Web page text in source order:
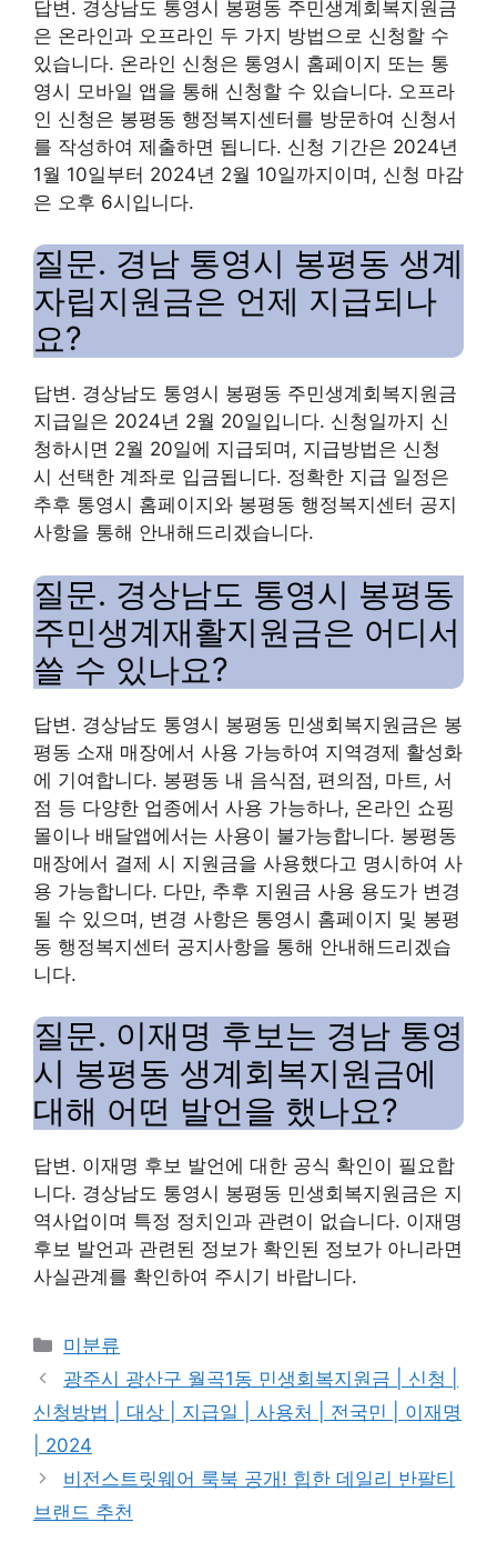
답변. 경상남도 통영시 봉평동 주민생계회복지원금
은 온라인과 오프라인 두 가지 방법으로 신청할 수
있습니다. 온라인 신청은 통영시 홈페이지 또는 통
영시 모바일 앱을 통해 신청할 수 있습니다. 오프라
인 신청은 봉평동 행정복지센터를 방문하여 신청서
를 작성하여 제출하면 됩니다. 신청 기간은 2024년
1월 10일부터 2024년 2월 10일까지이며, 신청 마감
은 오후 6시입니다.
질문. 경남 통영시 봉평동 생계
자립지원금은 언제 지급되나
요?
답변. 경상남도 통영시 봉평동 주민생계회복지원금
지급일은 2024년 2월 20일입니다. 신청일까지 신
청하시면 2월 20일에 지급되며, 지급방법은 신청
시 선택한 계좌로 입금됩니다. 정확한 지급 일정은
추후 통영시 홈페이지와 봉평동 행정복지센터 공지
사항을 통해 안내해드리겠습니다.
질문. 경상남도 통영시 봉평동
주민생계재활지원금은 어디서
쓸 수 있나요?
답변. 경상남도 통영시 봉평동 민생회복지원금은 봉
평동 소재 매장에서 사용 가능하여 지역경제 활성화
에 기여합니다. 봉평동 내 음식점, 편의점, 마트, 서
점 등 다양한 업종에서 사용 가능하나, 온라인 쇼핑
몰이나 배달앱에서는 사용이 불가능합니다. 봉평동
매장에서 결제 시 지원금을 사용했다고 명시하여 사
용 가능합니다. 다만, 추후 지원금 사용 용도가 변경
될 수 있으며, 변경 사항은 통영시 홈페이지 및 봉평
동 행정복지센터 공지사항을 통해 안내해드리겠습
니다.
질문. 이재명 후보는 경남 통영
시 봉평동 생계회복지원금에
대해 어떤 발언을 했나요?
답변. 이재명 후보 발언에 대한 공식 확인이 필요합
니다. 경상남도 통영시 봉평동 민생회복지원금은 지
역사업이며 특정 정치인과 관련이 없습니다. 이재명
후보 발언과 관련된 정보가 확인된 정보가 아니라면
사실관계를 확인하여 주시기 바랍니다.
Categories
미분류
광주시 광산구 월곡1동 민생회복지원금 | 신청 |
신청방법 | 대상 | 지급일 | 사용처 | 전국민 | 이재명
| 2024
비전스트릿웨어 룩북 공개! 힙한 데일리 반팔티
브랜드 추천